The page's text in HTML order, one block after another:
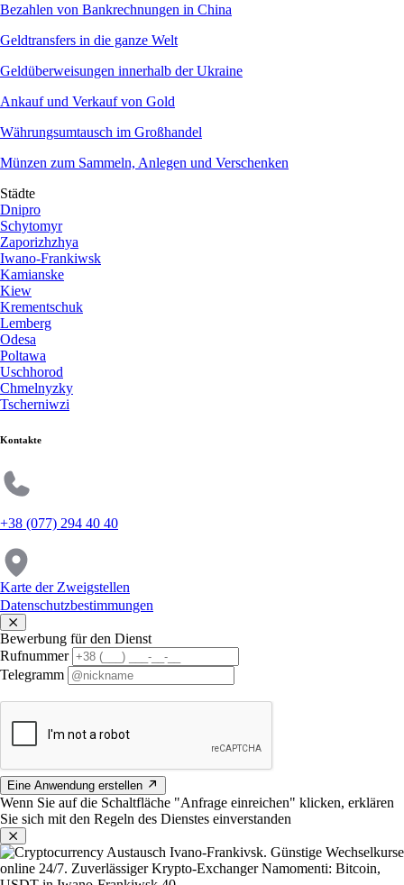
Bezahlen von Bankrechnungen in China
Geldtransfers in die ganze Welt
Geldüberweisungen innerhalb der Ukraine
Ankauf und Verkauf von Gold
Währungsumtausch im Großhandel
Münzen zum Sammeln, Anlegen und Verschenken
Städte
Dnipro
Schytomyr
Zaporizhzhya
Iwano-Frankiwsk
Kamianske
Kiew
Krementschuk
Lemberg
Odesa
Poltawa
Uschhorod
Chmelnyzky
Tscherniwzi
Kontakte
+38 (077) 294 40 40
Karte der Zweigstellen
Datenschutzbestimmungen
Bewerbung für den Dienst
Rufnummer
Telegramm
Eine Anwendung erstellen
Wenn Sie auf die Schaltfläche "Anfrage einreichen" klicken, erklären
Sie sich mit den Regeln des Dienstes einverstanden